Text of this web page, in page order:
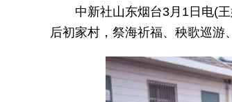
中新社山东烟台3月1日电(
后初家村，祭海祈福、秧歌巡游